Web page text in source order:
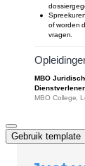
Gebruik template